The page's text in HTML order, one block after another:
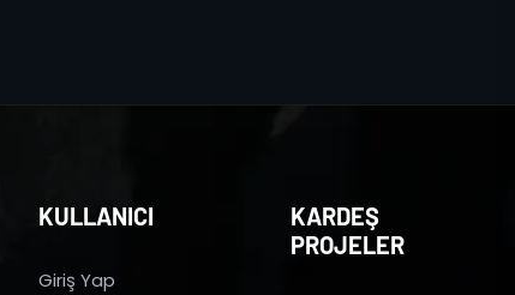
KULLANICI
Giriş Yap
KARDEŞ
PROJELER